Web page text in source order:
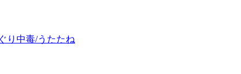
り中毒/うたたね